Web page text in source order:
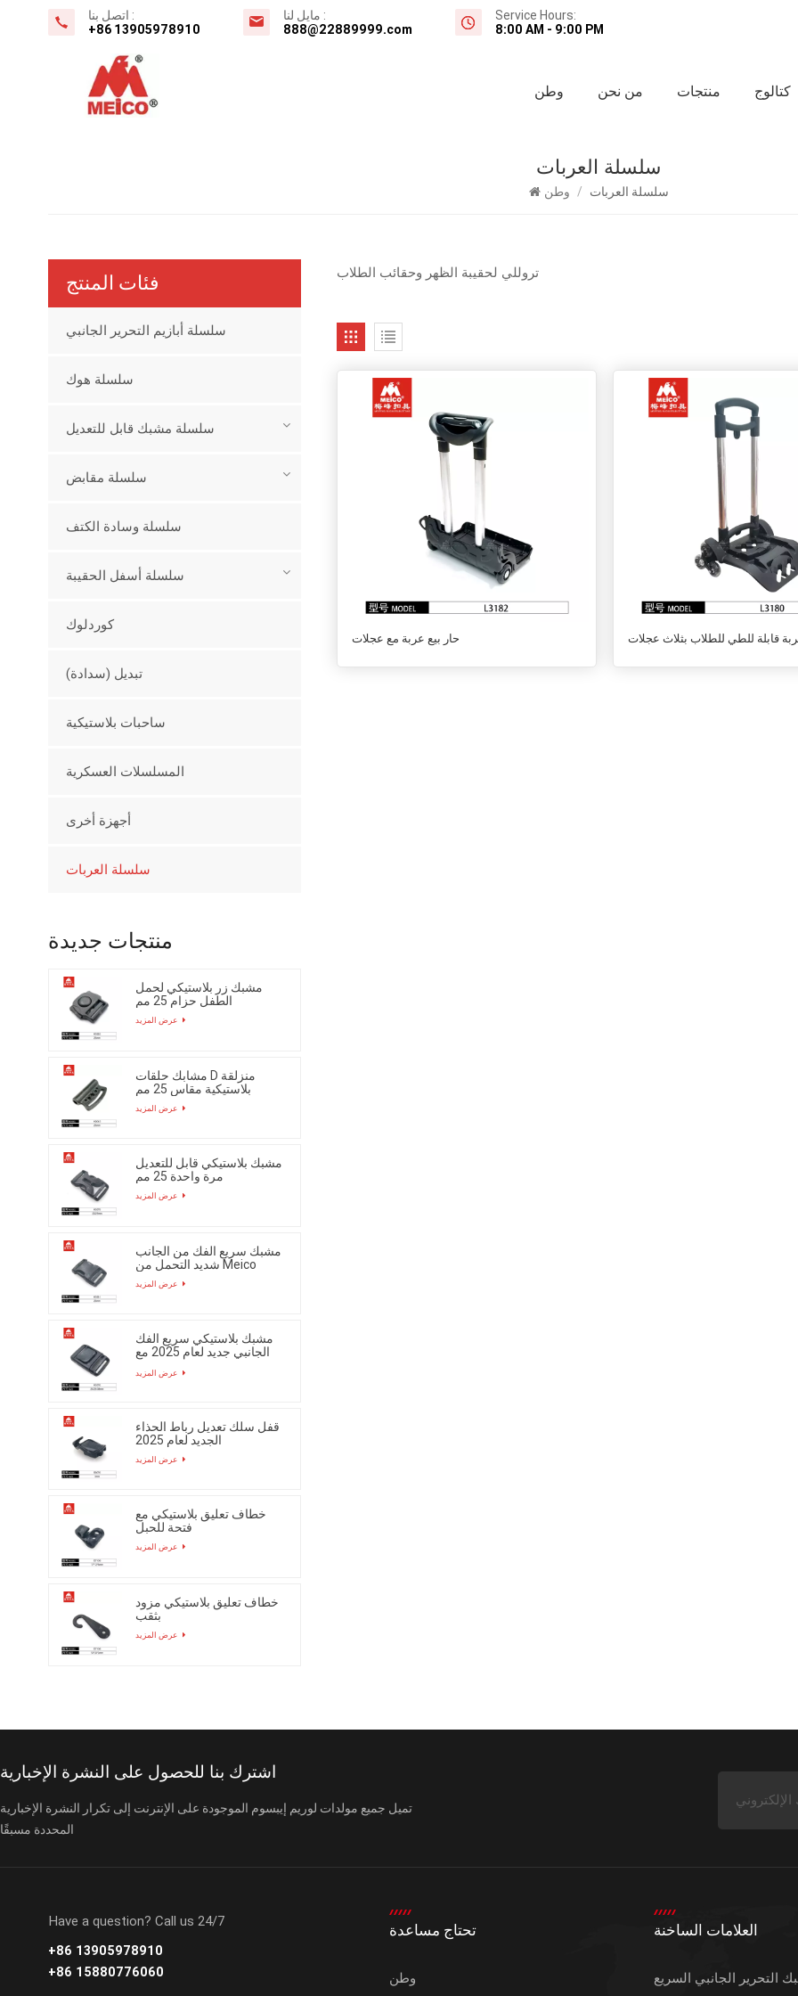
اتصل بنا :
+86 13905978910
مايل لنا :
888@22889999.com
Service Hours:
8:00 AM - 9:00 PM
وطن من نحن منتجات كتالوج
سلسلة العربات
/ سلسلة العربات
تروللي لحقيبة الظهر وحقائب الطلاب
حار بيع عربة مع عجلات قابلة للطي للطلاب بثلاث عجلات
فئات المنتج
سلسلة أبازيم التحرير الجانبي
سلسلة هوك
سلسلة مشبك قابل للتعديل
سلسلة مقابض
سلسلة وسادة الكتف
سلسلة أسفل الحقيبة
كوردلوك
تبديل (سدادة)
ساحبات بلاستيكية
المسلسلات العسكرية
أجهزة أخرى
سلسلة العربات
منتجات جديدة
مشبك زر بلاستيكي لحمل
الطفل حزام 25 مم
مشابك حلقات D منزلقة
بلاستيكية مقاس 25 مم
مشبك بلاستيكي قابل للتعديل
مرة واحدة 25 مم
مشبك سريع الفك من الجانب
شديد التحمل من Meico
مشبك بلاستيكي سريع الفك
الجانبي جديد لعام 2025 مع
قفل سلك تعديل رباط الحذاء
الجديد لعام 2025
خطاف تعليق بلاستيكي مع
فتحة للحبل
خطاف تعليق بلاستيكي مزود
بثقب
اشترك بنا للحصول على النشرة الإخبارية
تميل جميع مولدات لوريم إيبسوم الموجودة على الإنترنت إلى تكرار النشرة الإخبارية
المحددة مسبقًا
Have a question? Call us 24/7
+86 13905978910
+86 15880776060
تحتاج مساعدة
وطن
العلامات الساخنة
التحرير الجانبي السريع